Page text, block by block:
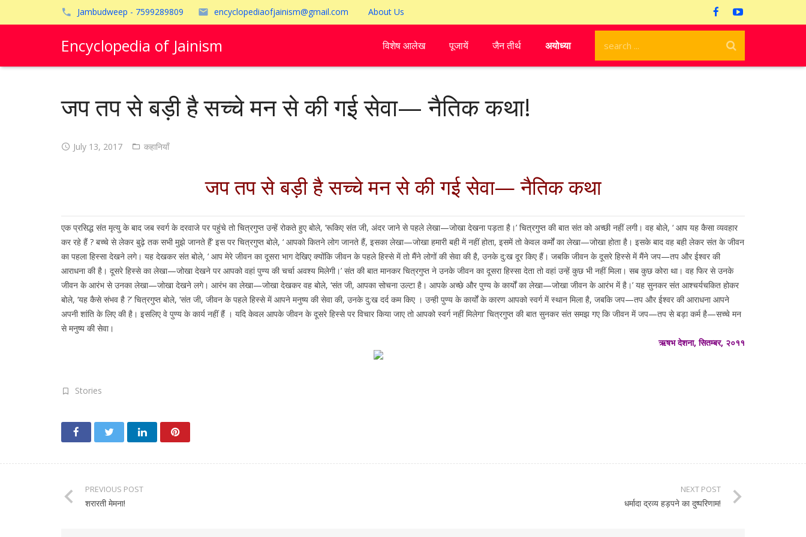
Jambudweep - 7599289809 encyclopediaofjainism@gmail.com About Us
Encyclopedia of Jainism विशेष आलेख पूजायें जैन तीर्थ अयोध्या
जप तप से बड़ी है सच्चे मन से की गई सेवा— नैतिक कथा!
July 13, 2017 कहानियाँ
जप तप से बड़ी है सच्चे मन से की गई सेवा— नैतिक कथा
एक प्रसिद्ध संत मृत्यु के बाद जब स्वर्ग के दरवाजे पर पहुंचे तो चित्रगुप्त उन्हें रोकते हुए बोले, ‘रूकिए संत जी, अंदर जाने से पहले लेखा—जोखा देखना पड़ता है।’ चित्रगुप्त की बात संत को अच्छी नहीं लगी। वह बोले, ‘ आप यह कैसा व्यवहार
कर रहे हैं ? बच्चे से लेकर बुढ़े तक सभी मुझे जानते हैं’ इस पर चित्रगुप्त बोले, ‘ आपको कितने लोग जानते हैं, इसका लेखा—जोखा हमारी बही में नहीं होता, इसमें तो केवल कर्मों का लेखा—जोखा होता है। इसके बाद वह बही लेकर संत के जीवन
का पहला हिस्सा देखने लगे। यह देखकर संत बोले, ‘ आप मेरे जीवन का दूसरा भाग देखिए क्योंकि जीवन के पहले हिस्से में तो मैंने लोगों की सेवा की है, उनके दु:ख दूर किए हैं। जबकि जीवन के दूसरे हिस्से में मैंने जप—तप और ईश्वर की
आराधना की है। दूसरे हिस्से का लेखा—जोखा देखने पर आपको वहां पुण्य की चर्चा अवश्य मिलेगी।’ संत की बात मानकर चित्रगुप्त ने उनके जीवन का दूसरा हिस्सा देता तो वहां उन्हें कुछ भी नहीं मिला। सब कुछ कोरा था। वह फिर से उनके
जीवन के आरंभ से उनका लेखा—जोखा देखने लगे। आरंभ का लेखा—जोखा देखकर वह बोले, ‘संत जी, आपका सोचना उल्टा है। आपके अच्छे और पुण्य के कार्यों का लेखा—जोखा जीवन के आरंभ में है।’ यह सुनकर संत आश्चर्यचकित होकर
बोले, ‘यह कैसे संभव है ?’ चित्रगुप्त बोले, ‘संत जी, जीवन के पहले हिस्से में आपने मनुष्य की सेवा की, उनके दु:ख दर्द कम किए । उन्ही पुण्य के कार्यों के कारण आपको स्वर्ग में स्थान मिला है, जबकि जप—तप और ईश्वर की आराधना आपने
अपनी शांति के लिए की है। इसलिए वे पुण्य के कार्य नहीं हैं । यदि केवल आपके जीवन के दूसरे हिस्से पर विचार किया जाए तो आपको स्वर्ग नहीं मिलेगा’ चित्रगुप्त की बात सुनकर संत समझ गए कि जीवन में जप—तप से बड़ा कर्म है—सच्चे मन
से मनुष्य की सेवा।
ऋषभ देशना, सितम्बर, २०११
Stories
PREVIOUS POST
शरारती मेमना!
NEXT POST
धर्मादा द्रव्य हड़पने का दुष्परिणाम!